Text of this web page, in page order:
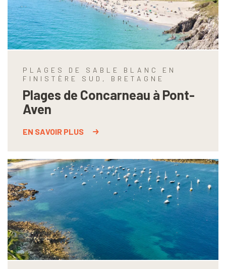
PLAGES DE SABLE BLANC EN
FINISTÈRE SUD, BRETAGNE
Plages de Concarneau à Pont-
Aven
EN SAVOIR PLUS